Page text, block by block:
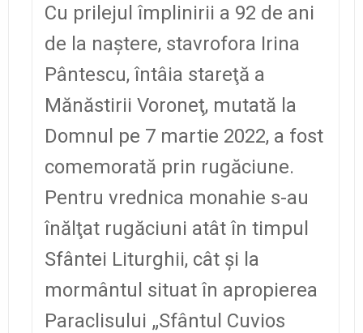
Cu prilejul împlinirii a 92 de ani
de la naştere, stavrofora Irina
Pântescu, întâia stareţă a
Mănăstirii Voroneţ, mutată la
Domnul pe 7 martie 2022, a fost
comemorată prin rugăciune.
Pentru vrednica monahie s-au
înălţat rugăciuni atât în timpul
Sfântei Liturghii, cât şi la
mormântul situat în apropierea
Paraclisului „Sfântul Cuvios